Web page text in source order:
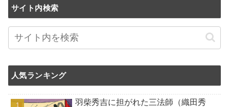
サイト内検索
人気ランキング
羽柴秀吉に担がれた三法師（織田秀